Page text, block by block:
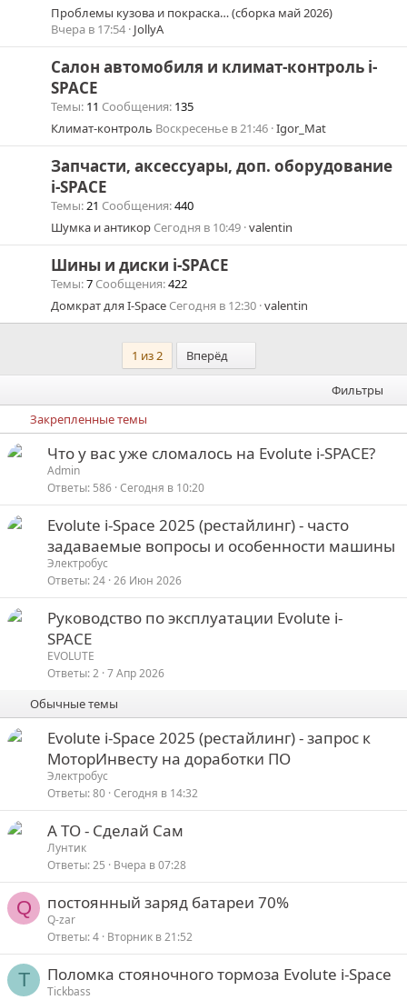
Проблемы кузова и покраска… (сборка май 2026)
Вчера в 17:54 JollyA
Салон автомобиля и климат-контроль i-
SPACE
Темы 11 Сообщения 135
Климат-контроль Воскресенье в 21:46 Igor_Mat
Запчасти, аксессуары, доп. оборудование
i-SPACE
Темы 21 Сообщения 440
Шумка и антикор Сегодня в 10:49 valentin
Шины и диски i-SPACE
Темы 7 Сообщения 422
Домкрат для I-Space Сегодня в 12:30 valentin
1 из 2 Вперёд
Фильтры
Закрепленные темы
р
н
Что у вас уже сломалось на Evolute i-SPACE?
Admin
Ответы 586 Сегодня в 10:20
а
е
Evolute i-Space 2025 (рестайлинг) - часто
задаваемые вопросы и особенности машины
Электробус
Ответы 24 26 Июн 2026
Руководство по эксплуатации Evolute i⁠-
SPACE
EVOLUTE
Ответы 2 7 Апр 2026
Обычные темы
Evolute i-Space 2025 (рестайлинг) - запрос к
МоторИнвесту на доработки ПО
Электробус
Ответы 80 Сегодня в 14:32
А ТО - Сделай Сам
Лунтик
Ответы 25 Вчера в 07:28
Q постоянный заряд батареи 70%
Q-zar
Ответы 4 Вторник в 21:52
T Поломка стояночного тормоза Evolute i-Space
Tickbass